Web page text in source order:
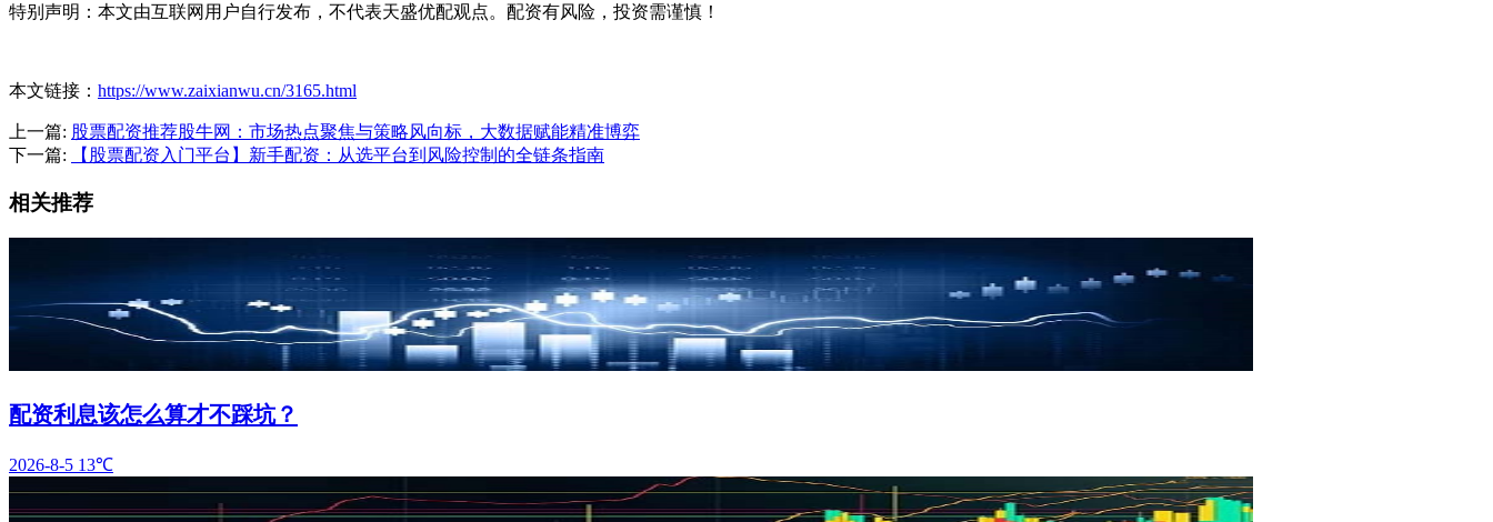
特别声明：本文由互联网用户自行发布，不代表天盛优配观点。配资有风险，投资需谨慎！
本文链接： https://www.zaixianwu.cn/3165.html
上一篇: 股票配资推荐股牛网：市场热点聚焦与策略风向标，大数据赋能精准博弈
下一篇:
【股票配资入门平台】新手配资：从选平台到风险控制的全链条指南
相关推荐
配资利息该怎么算才不踩坑？
2026-8-5 13℃